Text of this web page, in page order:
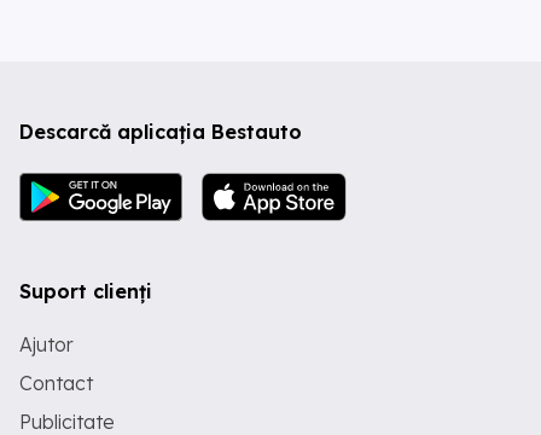
Descarcă aplicația Bestauto
Suport clienți
Ajutor
Contact
Publicitate